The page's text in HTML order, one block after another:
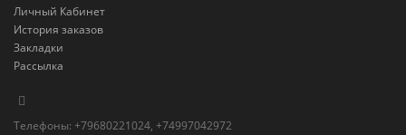
Личный Кабинет
История заказов
Закладки
Рассылка
Телефоны: +79680221024, +74997042972